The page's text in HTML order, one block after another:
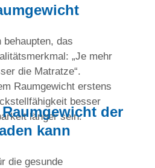
das
„Je mehr
die Matratze“.
Raumgewicht erstens
besser
länger sein.
der
kann
die gesunde